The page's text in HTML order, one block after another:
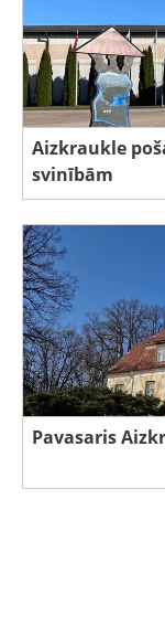
Aizkraukle
svinībām
Pavasaris